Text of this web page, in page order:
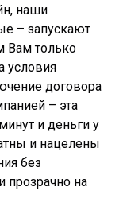
наши
– запускают
Вам только
условия
договора
– эта
и деньги у
и нацелены
без
прозрачно на